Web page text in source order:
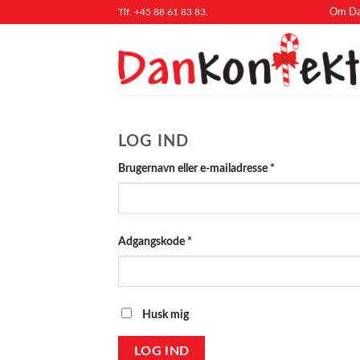
Tlf. +45 88 61 83 83. Om
LOG IND
Brugernavn eller e-mailadresse *
Adgangskode *
Husk mig
LOG IND